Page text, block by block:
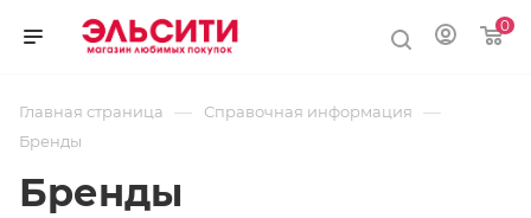
0
Главная страница — Справочная информация —
Бренды
Бренды